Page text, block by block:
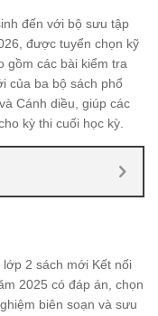
đến với bộ sưu tập
được tuyển chọn kỹ
gồm các bài kiểm tra
của ba bộ sách phổ
Cánh diều, giúp các
kỳ thi cuối học kỳ.
2 sách mới Kết nối
2025 có đáp án, chọn
biên soạn và sưu